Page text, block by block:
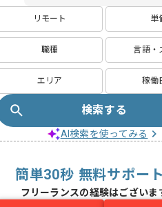
リモート 単
職種 言語・
エリア 稼働
検索する
AI検索を使ってみる
簡単30秒 無料サポー
フリーランスの経験はございま